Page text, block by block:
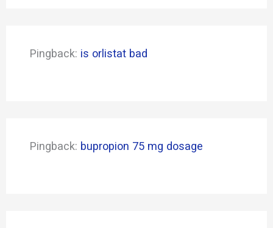
Pingback: is orlistat bad
Pingback: bupropion 75 mg dosage